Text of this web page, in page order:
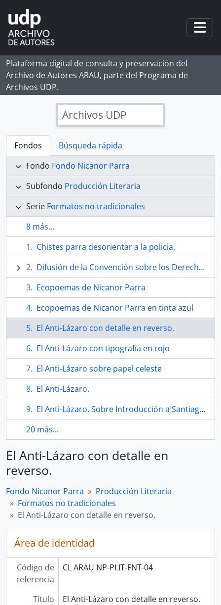
Skip to main content
Plataforma digital de consulta y preservación del
Archivo de Autores ARAU, parte del Programa de
Archivos UDP.
Archivos UDP
Fondos
Búsqueda rápida
Fondo Fondo Nicanor Parra
Subfondo Producción Literaria
Serie Formatos no tradicionales
8 más...
Chistes parra desorientar a la policia.
Difusión de la Convención sobre los Derechos del Niño. Pendones
Ecopoemas de Nicanor Parra
Ecopoemas de Nicanor Parra en tinta azul
El Anti-Lázaro con detalle en reverso.
El Anti-Lázaro con tipografía en rojo
El Anti-Lázaro sobre papel celeste
El Anti-Lázaro.
El Anti-Lázaro. Sobre Introducción a Santiago de José Ángel Cuevas
20 más...
El Anti-Lázaro con detalle en
reverso.
Fondo Nicanor Parra
Producción Literaria
Formatos no tradicionales
El Anti-Lázaro con detalle en reverso.
Área de identidad
Código de
referencia
CL ARAU NP-PLIT-FNT-04
Título
El Anti-Lázaro con detalle en reverso.